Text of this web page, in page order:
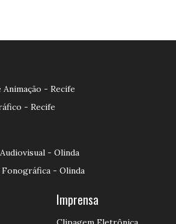
- Recife
- Recife
- Olinda
- Olinda
Imprensa